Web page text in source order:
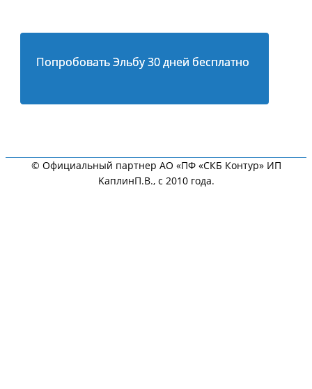
Попробовать Эльбу 30 дней бесплатно
© Официальный партнер АО «ПФ «СКБ Контур» ИП
KaплинП.В., с 2010 года.